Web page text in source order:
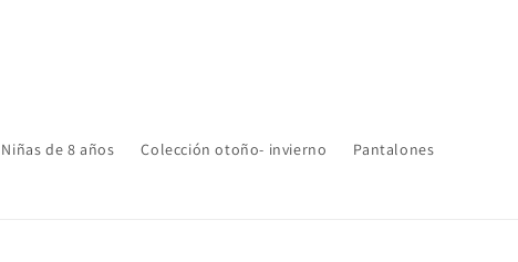
Niñas de 8 años Colección otoño- invierno Pantalones